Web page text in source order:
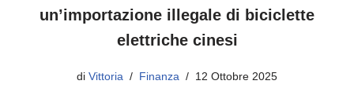
un’importazione illegale di biciclette
elettriche cinesi
di Vittoria Finanza 12 Ottobre 2025